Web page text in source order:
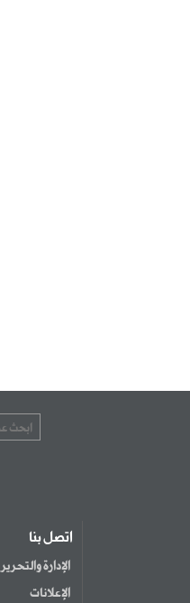
اتصل بنا
الإدارة والتحرير
الإعلانات